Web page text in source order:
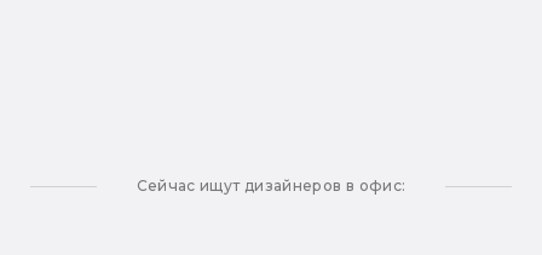
Сейчас ищут дизайнеров в офис: